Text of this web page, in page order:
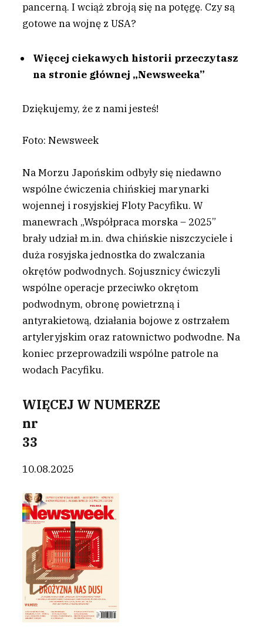
pancerną. I wciąż zbroją się na potęgę. Czy są
gotowe na wojnę z USA?
Więcej ciekawych historii przeczytasz
na stronie głównej „Newsweeka”
Dziękujemy, że z nami jesteś!
Foto: Newsweek
Na Morzu Japońskim odbyły się niedawno
wspólne ćwiczenia chińskiej marynarki
wojennej i rosyjskiej Floty Pacyfiku. W
manewrach „Współpraca morska – 2025”
brały udział m.in. dwa chińskie niszczyciele i
duża rosyjska jednostka do zwalczania
okrętów podwodnych. Sojusznicy ćwiczyli
wspólne operacje przeciwko okrętom
podwodnym, obronę powietrzną i
antyrakietową, działania bojowe z ostrzałem
artyleryjskim oraz ratownictwo podwodne. Na
koniec przeprowadzili wspólne patrole na
wodach Pacyfiku.
WIĘCEJ W NUMERZE
nr
33
10.08.2025